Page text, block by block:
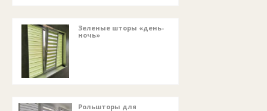
Зеленые шторы «день-
ночь»
Рольшторы для